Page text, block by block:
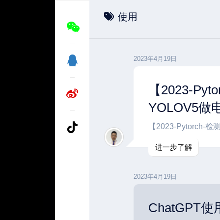
使用
2023年4月19日
【2023-
YOLOV5做
【2023-Pytorch-检
进一步了解
2023年4月19日
ChatGPT使